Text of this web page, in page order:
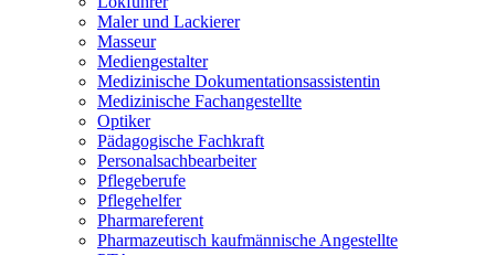
Maler und Lackierer
Masseur
Mediengestalter
Medizinische Dokumentationsassistentin
Medizinische Fachangestellte
Optiker
Pädagogische Fachkraft
Personalsachbearbeiter
Pflegeberufe
Pflegehelfer
Pharmareferent
Pharmazeutisch kaufmännische Angestellte